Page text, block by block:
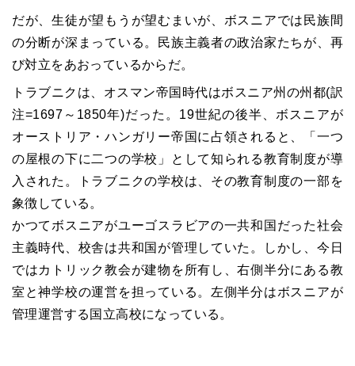
だが、生徒が望もうが望むまいが、ボスニアでは民族間
の分断が深まっている。民族主義者の政治家たちが、再
び対立をあおっているからだ。
トラブニクは、オスマン帝国時代はボスニア州の州都(訳
注=1697～1850年)だった。19世紀の後半、ボスニアが
オーストリア・ハンガリー帝国に占領されると、「一つ
の屋根の下に二つの学校」として知られる教育制度が導
入された。トラブニクの学校は、その教育制度の一部を
象徴している。
かつてボスニアがユーゴスラビアの一共和国だった社会
主義時代、校舎は共和国が管理していた。しかし、今日
ではカトリック教会が建物を所有し、右側半分にある教
室と神学校の運営を担っている。左側半分はボスニアが
管理運営する国立高校になっている。